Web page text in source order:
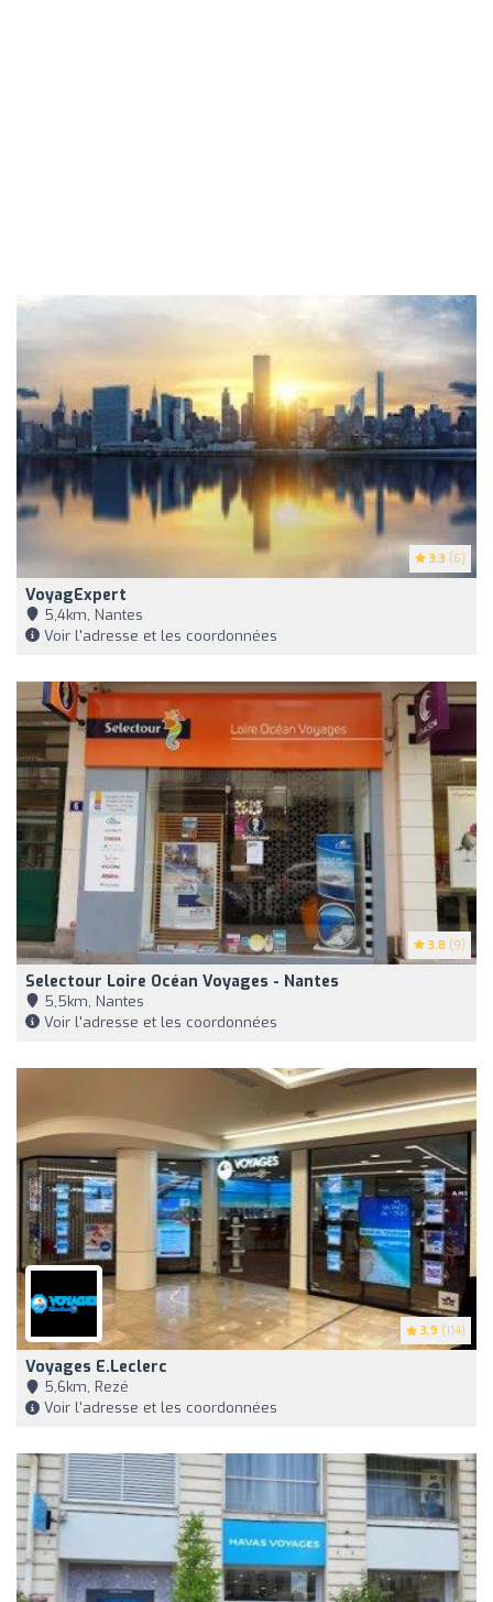
3.3 (6)
VoyagExpert
5,4km, Nantes
Voir l'adresse et les coordonnées
3.8 (9)
Selectour Loire Océan Voyages - Nantes
5,5km, Nantes
Voir l'adresse et les coordonnées
3.9 (114)
Voyages E.Leclerc
5,6km, Rezé
Voir l'adresse et les coordonnées